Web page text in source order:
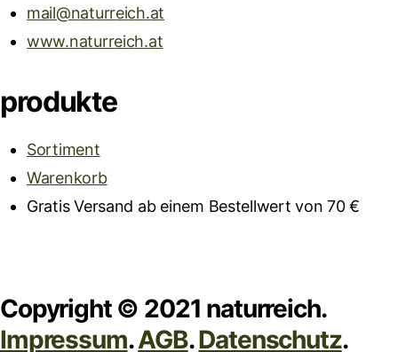
mail@naturreich.at
www.naturreich.at
produkte
Sortiment
Warenkorb
Gratis Versand ab einem Bestellwert von 70 €
Copyright © 2021 naturreich.
Impressum.AGB.Datenschutz.